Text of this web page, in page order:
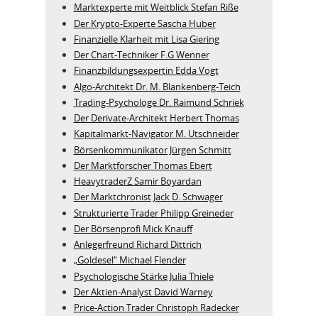
Marktexperte mit Weitblick Stefan Riße
Der Krypto-Experte Sascha Huber
Finanzielle Klarheit mit Lisa Giering
Der Chart-Techniker F.G Wenner
Finanzbildungsexpertin Edda Vogt
Algo‑Architekt Dr. M. Blankenberg‑Teich
Trading-Psychologe Dr. Raimund Schriek
Der Derivate‑Architekt Herbert Thomas
Kapitalmarkt-Navigator M. Utschneider
Börsenkommunikator Jürgen Schmitt
Der Marktforscher Thomas Ebert
HeavytraderZ Samir Boyardan
Der Marktchronist Jack D. Schwager
Strukturierte Trader Philipp Greineder
Der Börsenprofi Mick Knauff
Anlegerfreund Richard Dittrich
„Goldesel“ Michael Flender
Psychologische Stärke Julia Thiele
Der Aktien-Analyst David Warney
Price-Action Trader Christoph Radecker